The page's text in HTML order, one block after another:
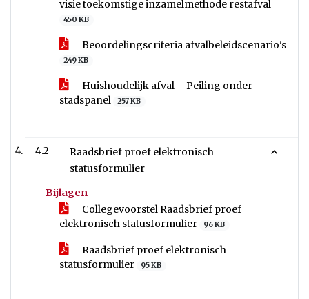
visie toekomstige inzamelmethode restafval
450 KB
Beoordelingscriteria afvalbeleidscenario's
249 KB
Huishoudelijk afval – Peiling onder
stadspanel
257 KB
4.2
Raadsbrief proef elektronisch
statusformulier
Bijlagen
Collegevoorstel Raadsbrief proef
elektronisch statusformulier
96 KB
Raadsbrief proef elektronisch
statusformulier
95 KB